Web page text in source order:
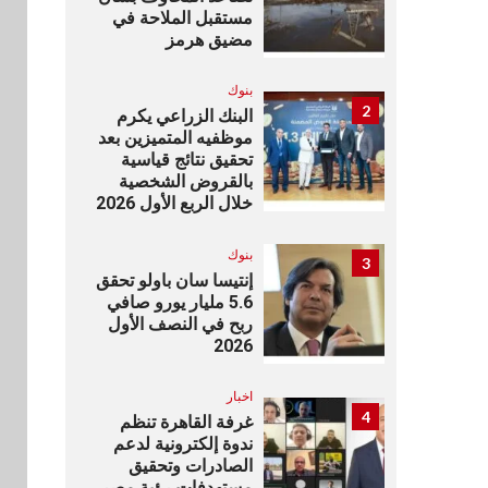
مستقبل الملاحة في
مضيق هرمز
2
بنوك
البنك الزراعي يكرم
موظفيه المتميزين بعد
تحقيق نتائج قياسية
بالقروض الشخصية
خلال الربع الأول 2026
3 بنوك
إنتيسا سان باولو تحقق
5.6 مليار يورو صافي
ربح في النصف الأول
2026
4
اخبار
غرفة القاهرة تنظم
ندوة إلكترونية لدعم
الصادرات وتحقيق